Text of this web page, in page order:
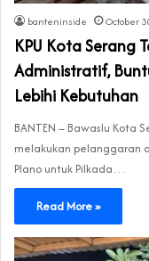
banteninside October
KPU Kota Serang
Administratif,
Lebihi Kebutuhan
BANTEN – Bawaslu Kota
melakukan pelanggaran
Plano untuk Pilkada…
Read More »